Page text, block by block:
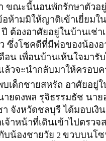
ขณะนี้นอนพักรักษาตัวอ
ห้ามมิให้ญาติเข้าเยี่ยม
ปี ต้องอาศัยอยู่ในบ้านเช่า
ซึ่งโชคดีที่มีพ่อของน้องอ
อน เพื่อนบ้านเห้นใจมารั
วจะนำกลับมาให้ครอบค
ายสหรัถ อาศัยอยู่ใน
ยดงพล รุจิธรรมธัช นาย
า จังหวัดชลบุรี ได้มอบเ
จ้าหน้าที่เดินเข้าไปตรว
บน้องชายวัย 2 ขวบบนโ